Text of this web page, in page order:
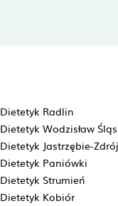
Dietetyk Radlin
Dietetyk Wodzisław
Dietetyk Jastrzębie-Zdrój
Dietetyk Paniówki
Dietetyk Strumień
Dietetyk Kobiór